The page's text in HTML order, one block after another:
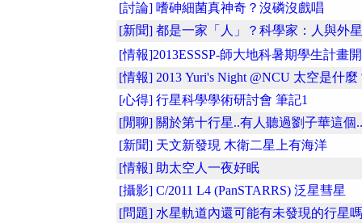
[討論] 嗜砷細菌真神奇？沒磷沒戲唱
[新聞] 都是一家「人」？科學家：人與外
[情報]2013ESSSP-師大地科暑期學生計畫
[情報] 2013 Yuri's Night @NCU 太空是什麼
[心得] 行星科學學術研討會 筆記1
[閒聊] 關於第十行星..有人聽過劉子華這個
[新聞] 天文新發現 木衛二星上有海洋
[情報] 助太空人一夜好眠
[攝影] C/2011 L4 (PanSTARRS) 泛星彗星
[問題] 水星軌道內還可能有未發現的行星嗎